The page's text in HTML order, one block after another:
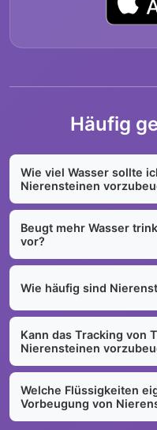
Häufig
Wie viel Wasser sollte
Nierensteinen
Beugt mehr Wasser
vor?
Wie häufig sind
Kann das Tracking von
Nierensteinen
Welche Flüssigkeiten
Vorbeugung von